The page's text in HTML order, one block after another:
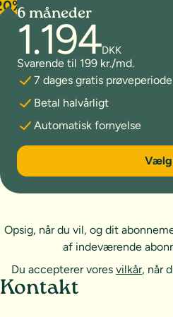
6 måneder
1.194DKK
Svarende til 199 kr./md.
7 dages gratis prøveperiode
Betal halvårligt
Automatisk fornyelse
6 måneder
Vælg
Opsig, når du vil, og dit
af indeværende
Du accepterer vores vilkår, når
Sideoversigt og
Kontakt